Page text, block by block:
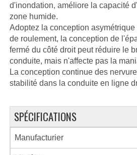
d'inondation, améliore la capacité
zone humide.
Adoptez la conception
de roulement, la conception de
fermé du côté droit peut réduire le
conduite, mais n'affecte pas la
La conception continue des
stabilité dans la conduite en ligne
SPÉCIFICATIONS
Manufacturier